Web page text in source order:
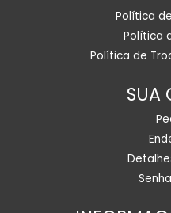
Política
Política
Política de
SUA